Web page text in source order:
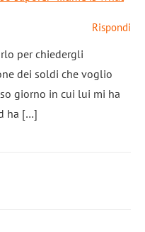
Rispondi
per chiedergli
dei soldi che voglio
giorno in cui lui mi ha
ha […]